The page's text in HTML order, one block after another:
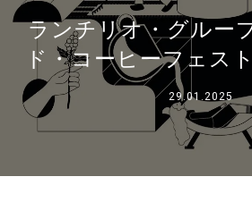
ランチリオ・グルー
ド・コーヒーフェス
29.01.2025
Our brands
グループ